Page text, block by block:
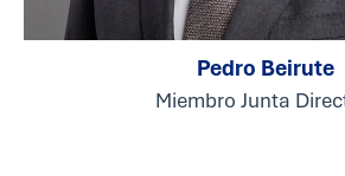
Pedro Beirute
Miembro Junta